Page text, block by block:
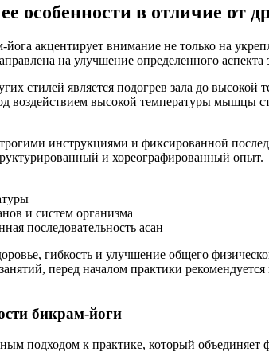
особенности в отличие от
йога акцентирует внимание не только на
на улучшение определенного аспекта
стилей является подогрев зала до высокой
высокой температуры мышцы
инструкциями и фиксированной
и хореографированный опыт.
и систем организма
последовательность асан
гибкость и улучшение общего
перед началом практики
бикрам-йоги
подходом к практике, который